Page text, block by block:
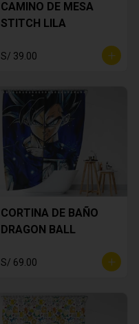
CAMINO DE MESA
STITCH LILA
S/ 39.00
CORTINA DE BAÑO
DRAGON BALL
S/ 69.00